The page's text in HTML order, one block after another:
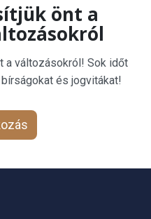
önt a
a változásokról! Sok időt
és jogvitákat!